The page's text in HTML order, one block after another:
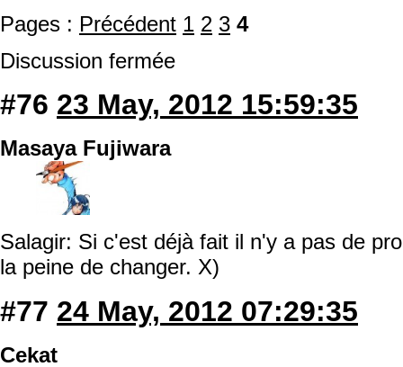
Pages : Précédent 1 2 3 4
Discussion fermée
#76 23 May, 2012 15:59:35
Masaya Fujiwara
Salagir: Si c'est déjà fait il n'y a pas de
la peine de changer. X)
#77 24 May, 2012 07:29:35
Cekat